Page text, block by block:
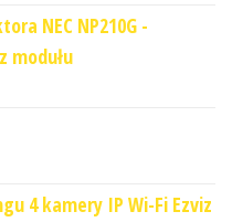
NEC NP210G -
modułu
4 kamery IP Wi-Fi Ezviz